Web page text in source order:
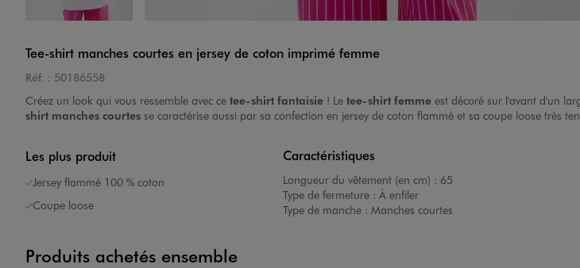
Tee-shirt manches courtes en jersey de coton imprimé femme
Réf. : 50186558
Créez un look qui vous ressemble avec ce tee-shirt fantaisie ! Le tee-shirt femme est décoré sur l'avant d'un
shirt manches courtes se caractérise aussi par sa confection en jersey de coton flammé et sa coupe loose très
Les plus produit
Jersey flammé 100 % coton
Coupe loose
Caractéristiques
Longueur du vêtement (en cm) : 65
Type de fermeture : À enfiler
Type de manche : Manches courtes
Produits achetés ensemble